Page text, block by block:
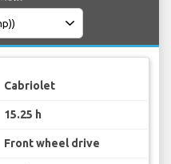
Cabriolet
15.25 h
Front wheel drive